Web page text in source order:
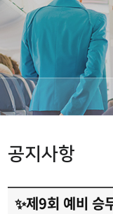
공지사항
✨제9회 예비 승